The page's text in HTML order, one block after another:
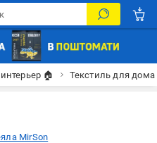
🏠 Текстиль для дома
MirSon